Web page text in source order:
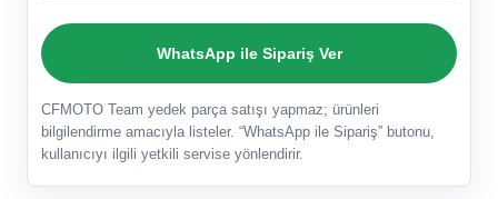
WhatsApp ile Sipariş Ver
CFMOTO Team yedek parça satışı yapmaz; ürünleri
bilgilendirme amacıyla listeler. “WhatsApp ile Sipariş” butonu,
kullanıcıyı ilgili yetkili servise yönlendirir.